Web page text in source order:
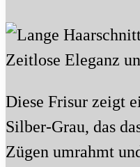
Diese Frisur zeigt
Silber-Grau, das
Zügen umrahmt